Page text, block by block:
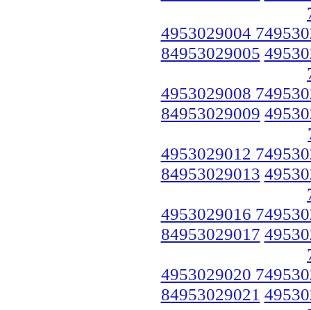
4953029004
84953029005
4953029008
84953029009
4953029012
84953029013
4953029016
84953029017
4953029020
84953029021